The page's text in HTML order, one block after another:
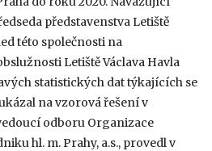
představenstva Letiště
této společnosti na
Letiště Václava Havla
statistických dat týkajících se
na vzorová řešení v
odboru Organizace
hl. m. Prahy, a.s., provedl v